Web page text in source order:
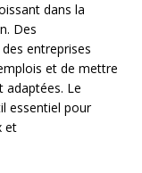
dans la
Des
entreprises
et de mettre
adaptées. Le
essentiel pour
et